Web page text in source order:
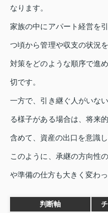
なります。
家族の中にアパート経営を
つ頃から管理や収支の状況
対策をどのような順序で進
切です。
一方で、引き継ぐ人がいな
る様子がある場合は、将来
含めて、資産の出口を意識
このように、承継の方向性
や準備の仕方も大きく変わっ
判断軸